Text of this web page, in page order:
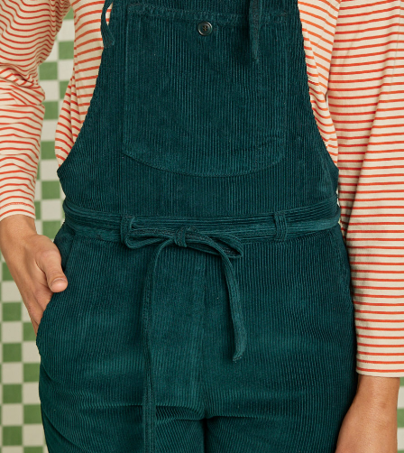
LE BONNET AMSTERDAM
CATEGORIES
PANTALONS & BERMUDAS
CHEMISES
T-SHIRTS & POLOS
PULLS & SWEATS
CARDIGANS, VESTES & MANTEAUX
FOOTWEAR
ACCESSOIRES HOMME
ARCHIVES MAN
ARCHIVES WOMAN